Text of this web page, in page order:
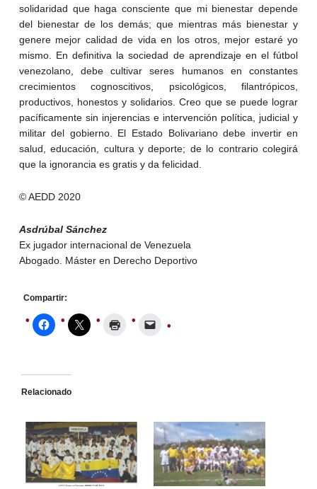
solidaridad que haga consciente que mi bienestar depende
del bienestar de los demás; que mientras más bienestar y
genere mejor calidad de vida en los otros, mejor estaré yo
mismo. En definitiva la sociedad de aprendizaje en el fútbol
venezolano, debe cultivar seres humanos en constantes
crecimientos cognoscitivos, psicológicos, filantrópicos,
productivos, honestos y solidarios. Creo que se puede lograr
pacíficamente sin injerencias e intervención política, judicial y
militar del gobierno. El Estado Bolivariano debe invertir en
salud, educación, cultura y deporte; de lo contrario colegirá
que la ignorancia es gratis y da felicidad.
© AEDD 2020
Asdrúbal Sánchez
Ex jugador internacional de Venezuela
Abogado. Máster en Derecho Deportivo
Compartir:
Relacionado